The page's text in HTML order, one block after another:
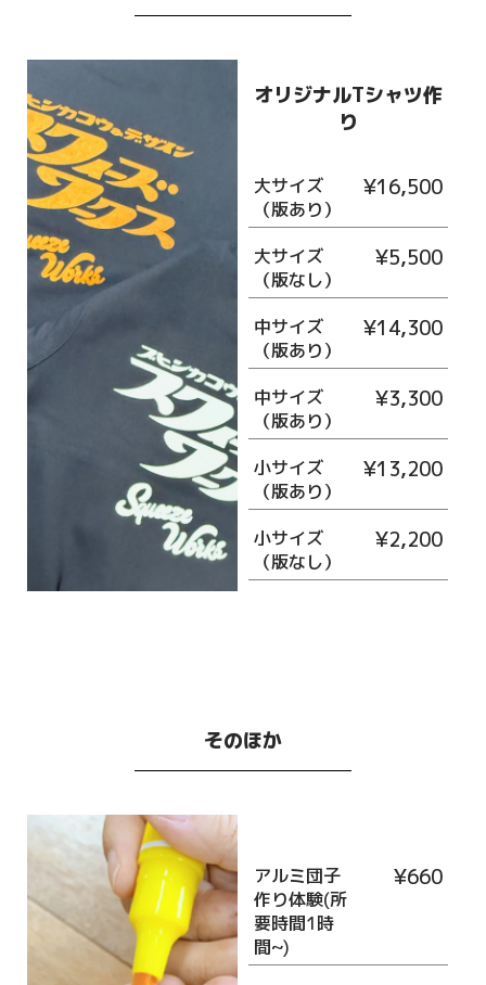
オリジナルTシャツ作
り
大サイズ
（版あり）
¥16,500
大サイズ
（版なし）
¥5,500
中サイズ
（版あり）
¥14,300
中サイズ
（版あり）
¥3,300
小サイズ
（版あり）
¥13,200
小サイズ
（版なし）
¥2,200
そのほか
アルミ団子
作り体験(所
要時間1時
間~)
¥660